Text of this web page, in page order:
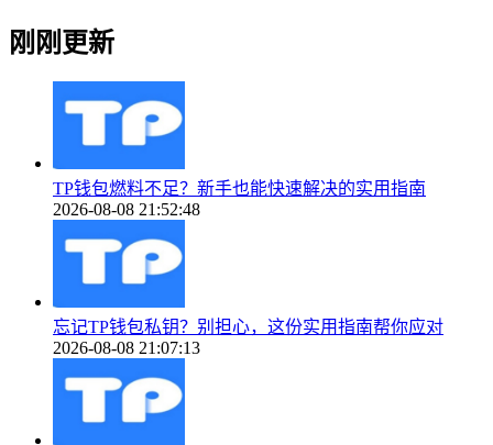
刚刚更新
TP钱包燃料不足？新手也能快速解决的实用指南
2026-08-08 21:52:48
忘记TP钱包私钥？别担心，这份实用指南帮你应对
2026-08-08 21:07:13